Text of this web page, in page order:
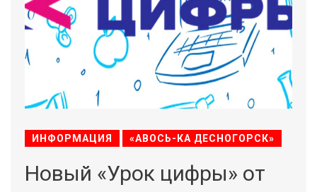
ИНФОРМАЦИЯ «АВОСЬ-КА ДЕСНОГОРСК»
Новый «Урок цифры» от